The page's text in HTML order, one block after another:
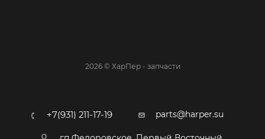
2026 © ХарПер - запчасти
+7(931) 211-17-19 parts@harper.su